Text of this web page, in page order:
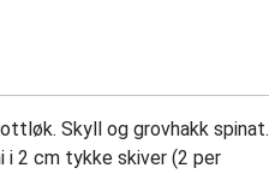
Skyll og grovhakk spinat.
i 2 cm tykke skiver (2 per